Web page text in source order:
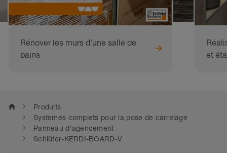
Rénover les murs d'une salle de
bains
et
home
Produits
Systèmes complets pour la pose de carrelage
Panneau d’agencement
Schlüter-KERDI-BOARD-V